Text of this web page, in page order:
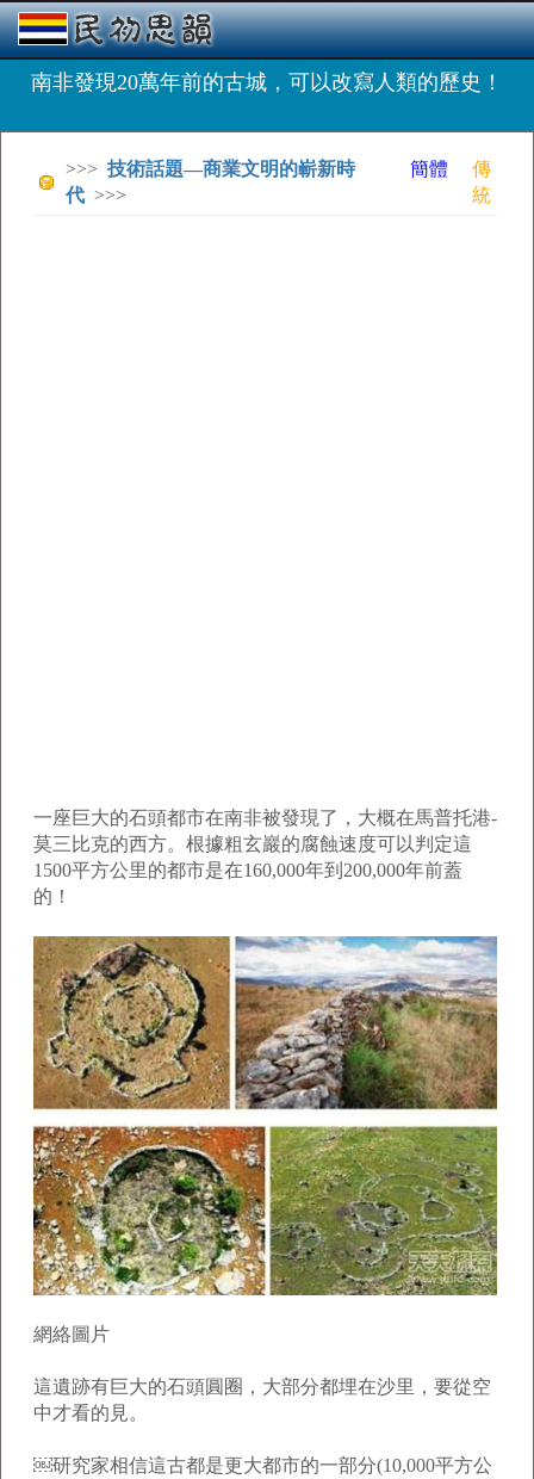
南非發現20萬年前的古城，可以改寫人類的歷史！
>>> 技術話題—商業文明的嶄新時
代 >>>
簡體
傳
統
一座巨大的石頭都市在南非被發現了，大概在馬普托港-
莫三比克的西方。根據粗玄巖的腐蝕速度可以判定這
1500平方公里的都市是在160,000年到200,000年前蓋
的！
網絡圖片
這遺跡有巨大的石頭圓圈，大部分都埋在沙里，要從空
中才看的見。
￼研究家相信這古都是更大都市的一部分(10,000平方公